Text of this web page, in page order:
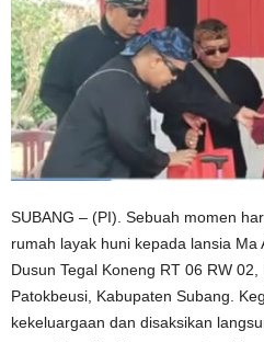
SUBANG – (PI). Sebuah momen
rumah layak huni kepada lansia Ma
Dusun Tegal Koneng RT 06 RW
Patokbeusi, Kabupaten Subang.
kekeluargaan dan disaksikan